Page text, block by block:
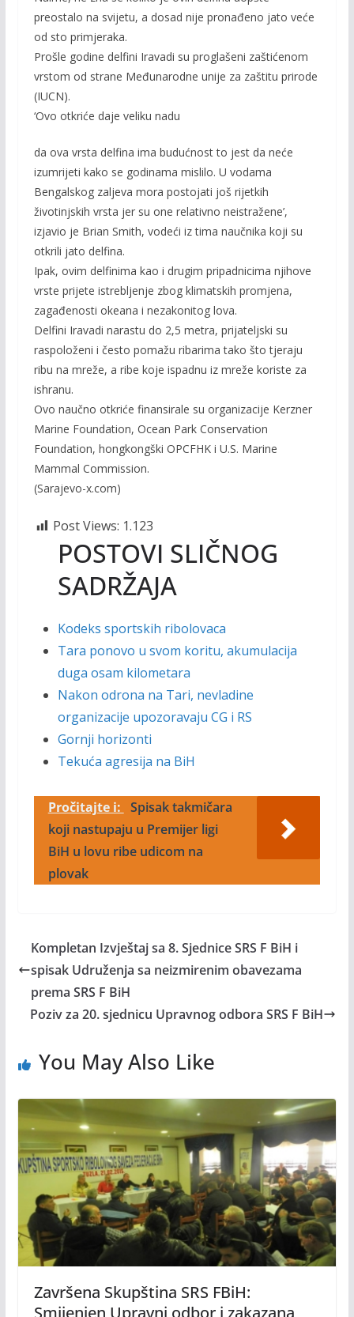
preostalo na svijetu, a dosad nije pronađeno jato veće
od sto primjeraka.
Prošle godine delfini Iravadi su proglašeni zaštićenom
vrstom od strane Međunarodne unije za zaštitu prirode
(IUCN).
‘Ovo otkriće daje veliku nadu
da ova vrsta delfina ima budućnost to jest da neće
izumrijeti kako se godinama mislilo. U vodama
Bengalskog zaljeva mora postojati još rijetkih
životinjskih vrsta jer su one relativno neistražene’,
izjavio je Brian Smith, vodeći iz tima naučnika koji su
otkrili jato delfina.
Ipak, ovim delfinima kao i drugim pripadnicima njihove
vrste prijete istrebljenje zbog klimatskih promjena,
zagađenosti okeana i nezakonitog lova.
Delfini Iravadi narastu do 2,5 metra, prijateljski su
raspoloženi i često pomažu ribarima tako što tjeraju
ribu na mreže, a ribe koje ispadnu iz mreže koriste za
ishranu.
Ovo naučno otkriće finansirale su organizacije Kerzner
Marine Foundation, Ocean Park Conservation
Foundation, hongkongški OPCFHK i U.S. Marine
Mammal Commission.
(Sarajevo-x.com)
Post Views: 1.123
POSTOVI SLIČNOG
SADRŽAJA
Kodeks sportskih ribolovaca
Tara ponovo u svom koritu, akumulacija
duga osam kilometara
Nakon odrona na Tari, nevladine
organizacije upozoravaju CG i RS
Gornji horizonti
Tekuća agresija na BiH
Pročitajte i: Spisak takmičara
koji nastupaju u Premijer ligi
BiH u lovu ribe udicom na
plovak
Kompletan Izvještaj sa 8. Sjednice SRS F BiH i
spisak Udruženja sa neizmirenim obavezama
prema SRS F BiH
Poziv za 20. sjednicu Upravnog odbora SRS F BiH
You May Also Like
Završena Skupština SRS FBiH:
Smijenjen Upravni odbor i zakazana